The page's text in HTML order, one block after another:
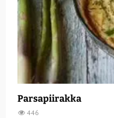
Parsapiirakka
446